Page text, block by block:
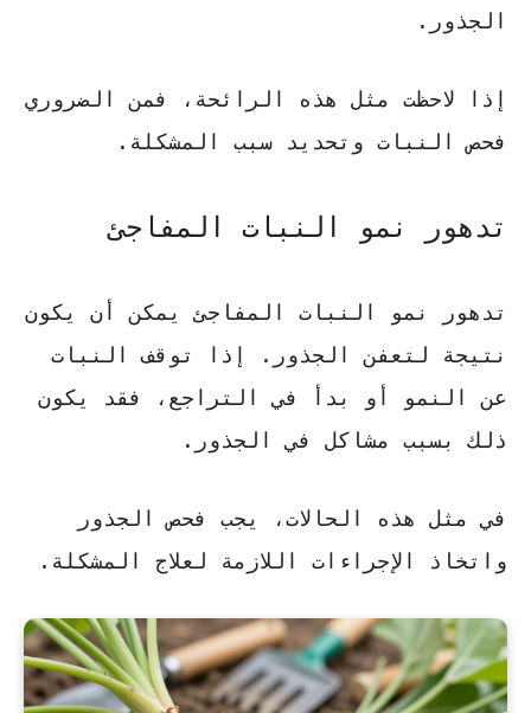
الجذور.
إذا لاحظت مثل هذه الرائحة، فمن الضروري
فحص النبات وتحديد سبب المشكلة.
تدهور نمو النبات المفاجئ
تدهور نمو النبات المفاجئ يمكن أن يكون
نتيجة لتعفن الجذور. إذا توقف النبات
عن النمو أو بدأ في
التراجع ، فقد يكون
ذلك بسبب مشاكل في الجذور.
في مثل هذه الحالات، يجب فحص الجذور
واتخاذ الإجراءات اللازمة لعلاج المشكلة.